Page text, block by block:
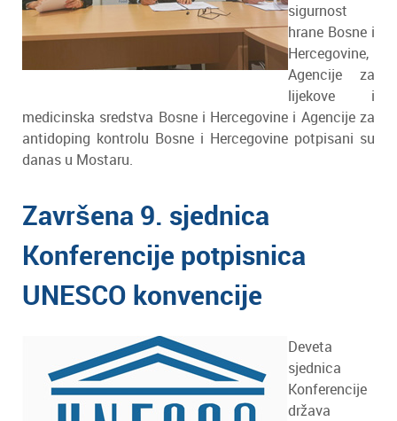
sigurnost
hrane Bosne i
Hercegovine,
Agencije za
lijekove i
medicinska sredstva Bosne i Hercegovine i Agencije za
antidoping kontrolu Bosne i Hercegovine potpisani su
danas u Mostaru.
Završena 9. sjednica
Konferencije potpisnica
UNESCO konvencije
Deveta
sjednica
Konferencije
država